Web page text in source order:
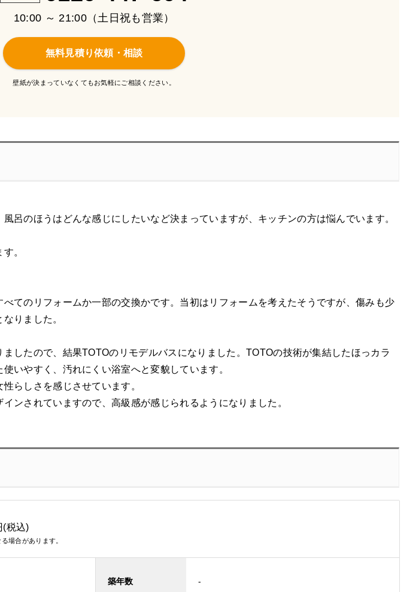
10:00 ～ 21:00（土日祝も営業）
無料見積り依頼・相談
壁紙が決まっていなくてもお気軽にご相談ください。
呂のほうはどんな感じにしたいなど決まっていますが、キッチンの方は悩んでいます。
。
てのリフォームか一部の交換かです。当初はリフォームを考えたそうですが、傷みも少
りました。
したので、結果TOTOのリモデルバスになりました。TOTOの技術が集結したほっカラ
いやすく、汚れにくい浴室へと変貌しています。
らしさを感じさせています。
ンされていますので、高級感が感じられるようになりました。
(税込)
場合があります。
築年数 -